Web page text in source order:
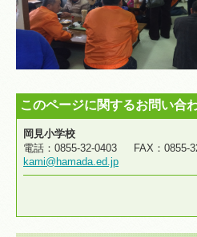
このページに関するお問い合
岡見小学校
電話：0855-32-0403 FAX：0855-
kami@hamada.ed.jp